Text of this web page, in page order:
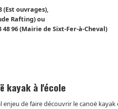
(Est ouvrages),
Rafting) ou
96 (Mairie de Sixt-Fer-à-Cheval)
kayak à l'école
enjeu de faire découvrir le canoë